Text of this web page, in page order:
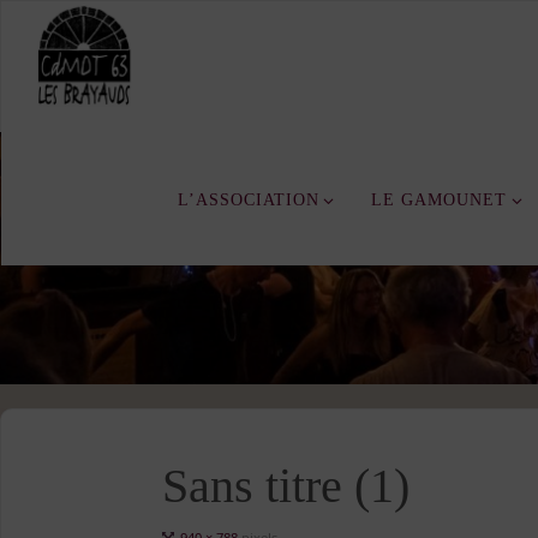
content
L’ASSOCIATION LE GAMOUNET
Sans titre (1)